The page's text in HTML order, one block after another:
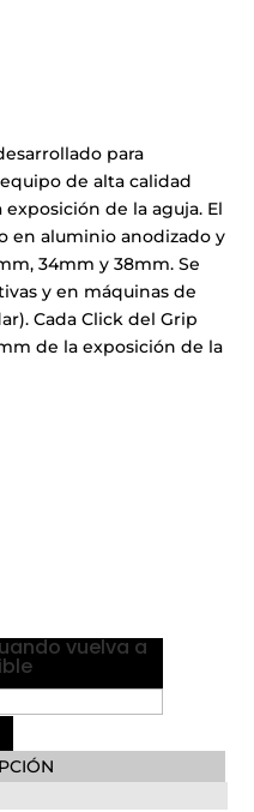
para
de alta calidad
de la aguja. El
en aluminio anodizado y
34mm y 38mm. Se
y en máquinas de
Cada Click del Grip
de la exposición de la
vuelva a